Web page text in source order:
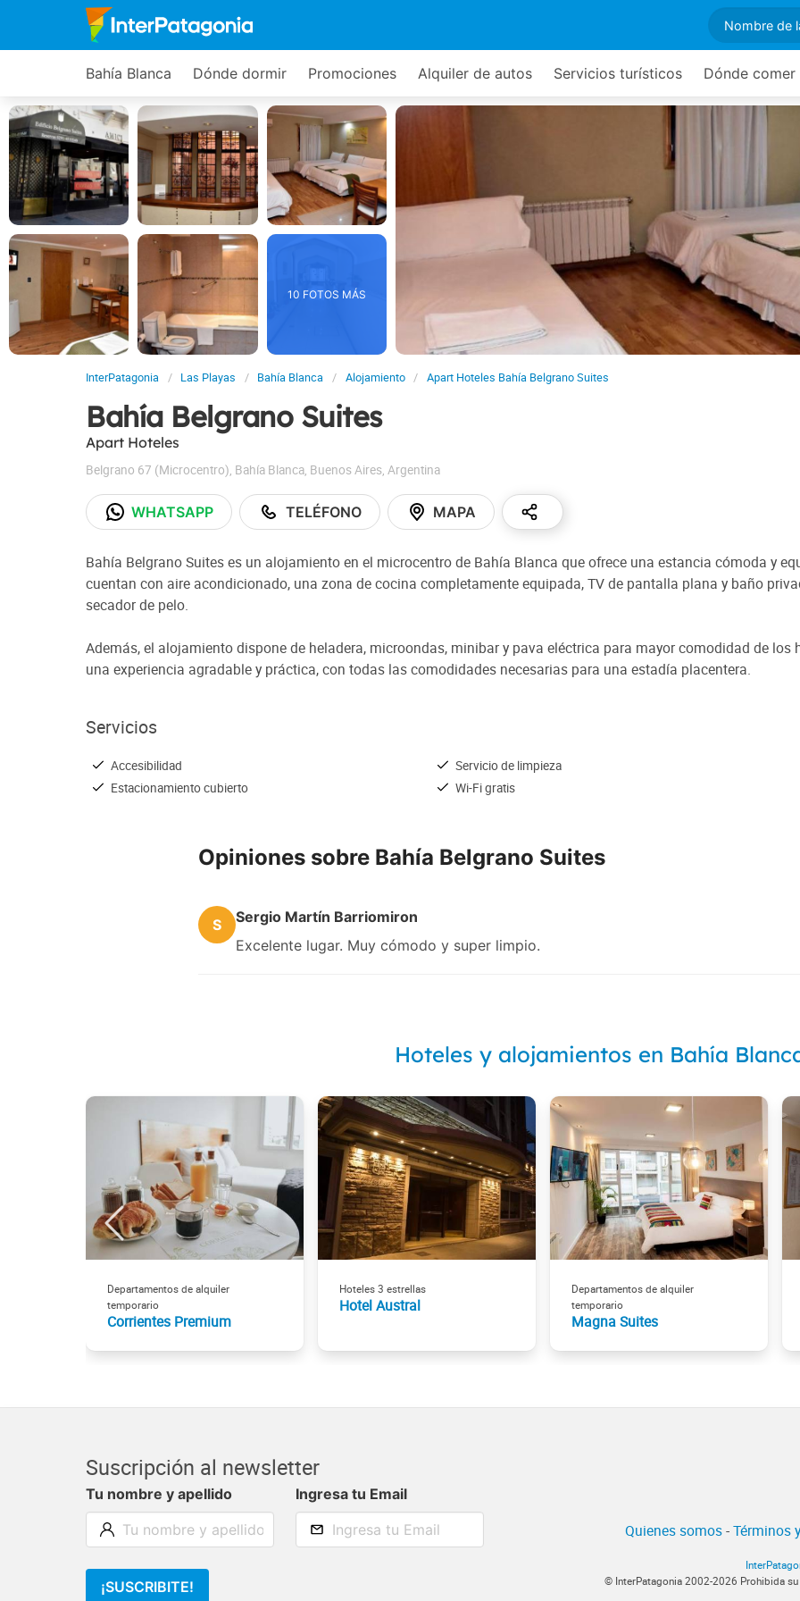
Bahía Blanca Dónde dormir Promociones Alquiler de autos Servicios turísticos Dónde comer
10 FOTOS MÁS
InterPatagonia Las Playas Bahía Blanca Alojamiento Apart Hoteles Bahía Belgrano Suites
Bahía Belgrano Suites
Apart Hoteles
Belgrano 67 (Microcentro), Bahía Blanca, Buenos Aires, Argentina
WHATSAPP TELÉFONO MAPA
Bahía Belgrano Suites es un alojamiento en el microcentro de Bahía Blanca que ofrece una estancia cómoda y
cuentan con aire acondicionado, una zona de cocina completamente equipada, TV de pantalla plana y baño
secador de pelo.
Además, el alojamiento dispone de heladera, microondas, minibar y pava eléctrica para mayor comodidad de
una experiencia agradable y práctica, con todas las comodidades necesarias para una estadía placentera.
Servicios
Accesibilidad
Estacionamiento cubierto
Servicio de limpieza
Wi-Fi gratis
Opiniones sobre Bahía Belgrano Suites
S
Sergio Martín Barriomiron
Excelente lugar. Muy cómodo y super limpio.
Hoteles y alojamientos en Bahía
Departamentos de alquiler
temporario
Corrientes Premium
Hoteles 3 estrellas
Hotel Austral
Departamentos de alquiler
temporario
Magna Suites
Suscripción al newsletter
Tu nombre y apellido Ingresa tu Email
¡SUSCRIBITE!
Quienes somos-Términos
© InterPatagonia 2002-2026 Prohibida